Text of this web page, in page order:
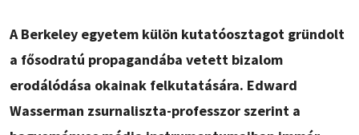
A Berkeley egyetem külön kutatóosztagot gründolt
a fősodratú propagandába vetett bizalom
erodálódása okainak felkutatására. Edward
Wasserman zsurnaliszta-professzor szerint a